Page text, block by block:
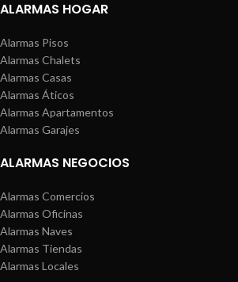
ALARMAS HOGAR
Alarmas Pisos
Alarmas Chalets
Alarmas Casas
Alarmas Áticos
Alarmas Apartamentos
Alarmas Garajes
ALARMAS NEGOCIOS
Alarmas Comercios
Alarmas Oficinas
Alarmas Naves
Alarmas Tiendas
Alarmas Locales